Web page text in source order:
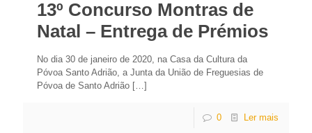
13º Concurso Montras de
Natal – Entrega de Prémios
No dia 30 de janeiro de 2020, na Casa da Cultura da
Póvoa Santo Adrião, a Junta da União de Freguesias de
Póvoa de Santo Adrião […]
0 Ler mais